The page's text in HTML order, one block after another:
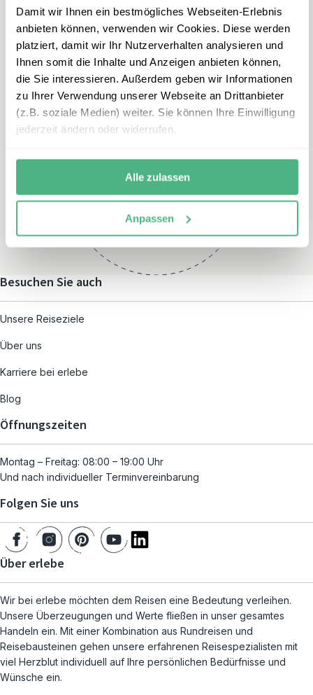
Damit wir Ihnen ein bestmögliches Webseiten-Erlebnis
anbieten können, verwenden wir Cookies. Diese werden
platziert, damit wir Ihr Nutzerverhalten analysieren und
Ihnen somit die Inhalte und Anzeigen anbieten können,
die Sie interessieren. Außerdem geben wir Informationen
zu Ihrer Verwendung unserer Webseite an Drittanbieter
(z.B. soziale Medien) weiter. Sie können Ihre Einwilligung
jederzeit ändern oder widerrufen.
Alle zulassen
Anpassen
marokko@erlebe.de
Montag – Freitag:
und nach individueller
Terminvereinbarung
Besuchen Sie auch
Unsere Reiseziele
Über uns
Karriere bei erlebe
Blog
Öffnungszeiten
Montag – Freitag: 08:00 – 19:00 Uhr
Und nach individueller Terminvereinbarung
Folgen Sie uns
Über erlebe
Wir bei erlebe möchten dem Reisen eine Bedeutung verleihen.
Unsere Überzeugungen und Werte fließen in unser gesamtes
Handeln ein. Mit einer Kombination aus Rundreisen und
Reisebausteinen gehen unsere erfahrenen Reisespezialisten mit
viel Herzblut individuell auf Ihre persönlichen Bedürfnisse und
Wünsche ein.